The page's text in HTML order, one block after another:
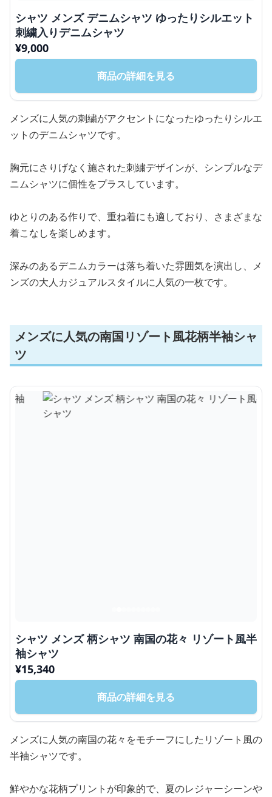
シャツ メンズ デニムシャツ ゆったりシルエット
刺繍入りデニムシャツ
¥9,000
商品の詳細を見る
メンズに人気の刺繍がアクセントになったゆったりシルエ
ットのデニムシャツです。
胸元にさりげなく施された刺繍デザインが、シンプルなデ
ニムシャツに個性をプラスしています。
ゆとりのある作りで、重ね着にも適しており、さまざまな
着こなしを楽しめます。
深みのあるデニムカラーは落ち着いた雰囲気を演出し、メ
ンズの大人カジュアルスタイルに人気の一枚です。
メンズに人気の南国リゾート風花柄半袖シャ
ツ
シャツ メンズ 柄シャツ 南国の花々 リゾート風半
袖シャツ
¥15,340
商品の詳細を見る
メンズに人気の南国の花々をモチーフにしたリゾート風の
半袖シャツです。
鮮やかな花柄プリントが印象的で、夏のレジャーシーンや